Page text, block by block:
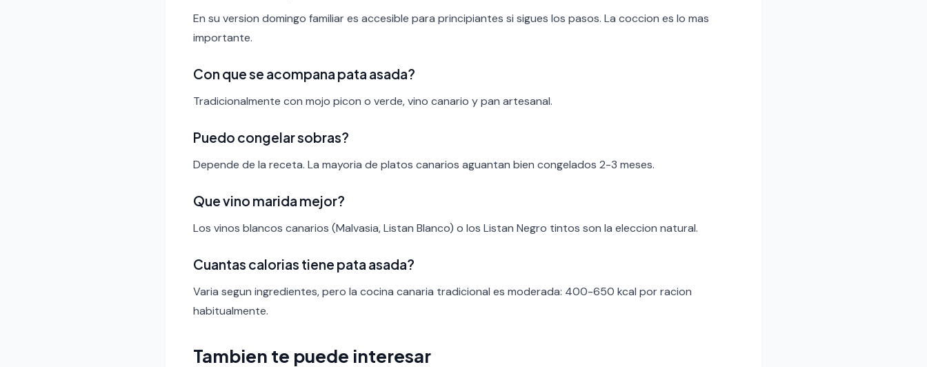
En su version domingo familiar es accesible para principiantes si sigues los pasos. La coccion es lo mas
importante.
Con que se acompana pata asada?
Tradicionalmente con mojo picon o verde, vino canario y pan artesanal.
Puedo congelar sobras?
Depende de la receta. La mayoria de platos canarios aguantan bien congelados 2-3 meses.
Que vino marida mejor?
Los vinos blancos canarios (Malvasia, Listan Blanco) o los Listan Negro tintos son la eleccion natural.
Cuantas calorias tiene pata asada?
Varia segun ingredientes, pero la cocina canaria tradicional es moderada: 400-650 kcal por racion
habitualmente.
Tambien te puede interesar